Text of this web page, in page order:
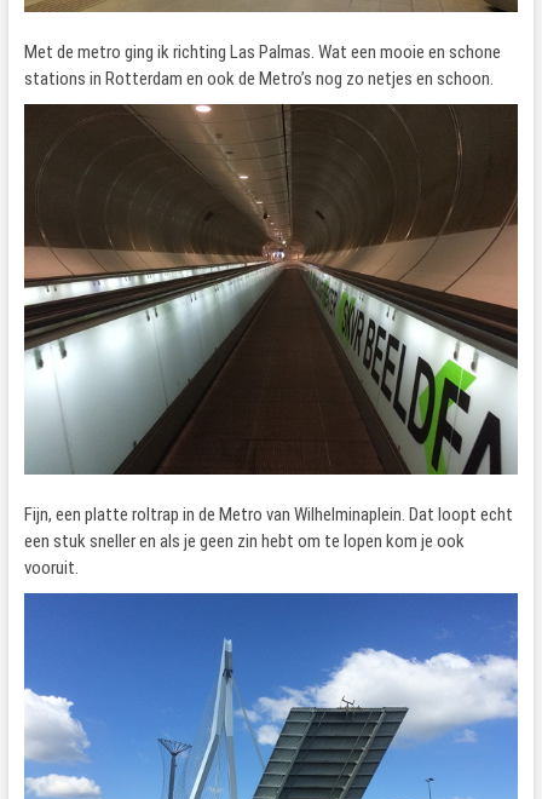
Met de metro ging ik richting Las Palmas. Wat een mooie en schone
stations in Rotterdam en ook de Metro’s nog zo netjes en schoon.
Fijn, een platte roltrap in de Metro van Wilhelminaplein. Dat loopt echt
een stuk sneller en als je geen zin hebt om te lopen kom je ook
vooruit.